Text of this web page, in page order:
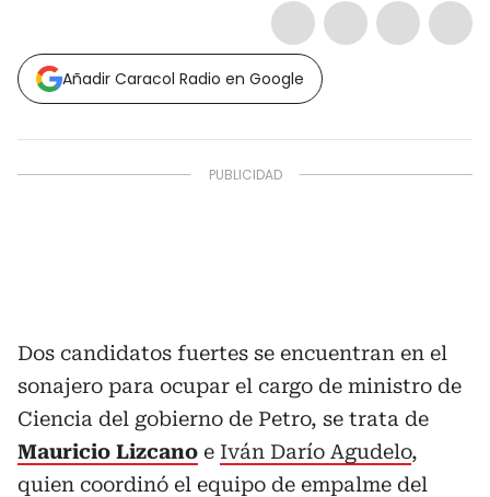
Añadir Caracol Radio en Google
Dos candidatos fuertes se encuentran en el
sonajero para ocupar el cargo de ministro de
Ciencia del gobierno de Petro, se trata de
Mauricio Lizcano e Iván Darío Agudelo,
quien coordinó el equipo de empalme del